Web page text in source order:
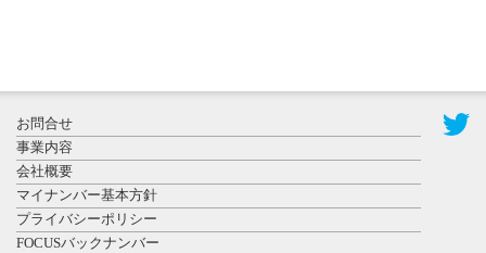
登録有形文
化財となっ
た東北大植
物園八...
お問合せ
事業内容
会社概要
マイナンバー基本方針
プライバシーポリシー
FOCUSバックナンバー